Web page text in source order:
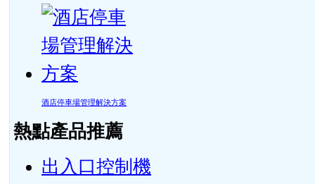
酒店停車場管理解決方案
熱點產品推薦
出入口控制機